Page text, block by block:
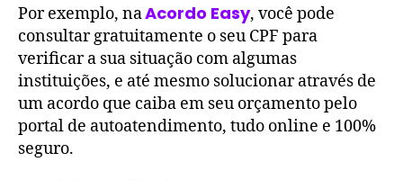
Por exemplo, naAcordo Easy, você pode
consultar gratuitamente o seu CPF para
verificar a sua situação com algumas
instituições, e até mesmo solucionar através de
um acordo que caiba em seu orçamento pelo
portal de autoatendimento, tudo online e 100%
seguro.